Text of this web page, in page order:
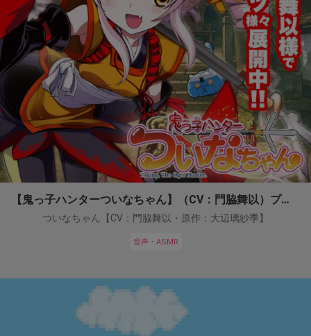
【鬼っ子ハンターついなちゃん】（CV：門脇舞以）プロジェクト！
ついなちゃん【CV：門脇舞以・原作：大辺璃紗季】
音声・ASMR